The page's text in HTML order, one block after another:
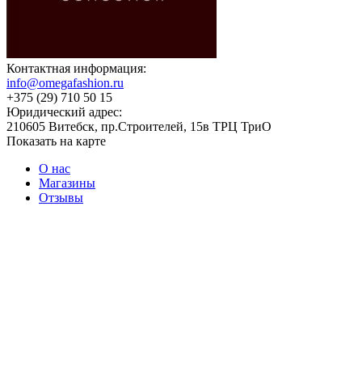
Контактная информация:
info@omegafashion.ru
+375 (29) 710 50 15
Юридический адрес:
210605 Витебск, пр.Строителей, 15в ТРЦ ТриО
Показать на карте
О нас
Магазины
Отзывы